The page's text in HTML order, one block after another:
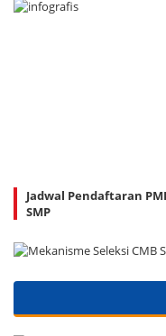
Jadwal Pendaftaran
SMP